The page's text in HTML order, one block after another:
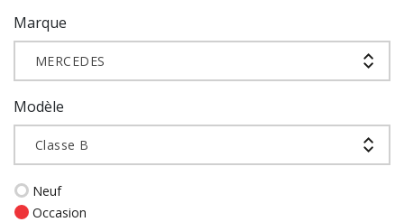
Marque
MERCEDES
Modèle
Classe B
Neuf
Occasion